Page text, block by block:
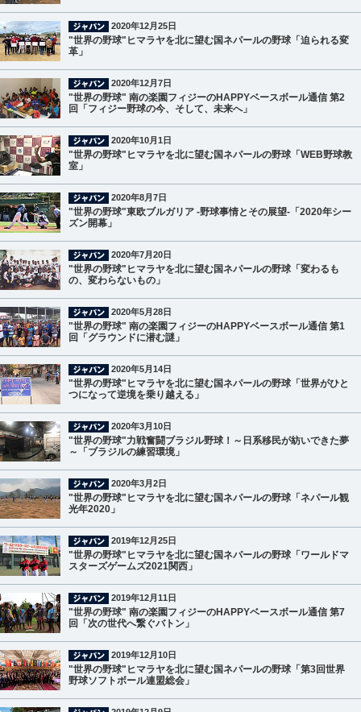
2020年12月25日
"世界の野球"ヒマラヤを北に望む国ネパールの野球「迫られる変
革」
2020年12月7日
"世界の野球" 南の楽園フィジーのHAPPYベースボール通信 第2
回「フィジー野球の今、そして、未来へ」
2020年10月1日
"世界の野球"ヒマラヤを北に望む国ネパールの野球「WEB野球教
室」
2020年8月7日
"世界の野球"東欧ブルガリア -野球事情とその展望-「2020年シー
ズン開幕」
2020年7月20日
"世界の野球"ヒマラヤを北に望む国ネパールの野球「変わるも
の、変わらないもの」
2020年5月28日
"世界の野球" 南の楽園フィジーのHAPPYベースボール通信 第1
回「グラウンドに潜む謎」
2020年5月14日
"世界の野球"ヒマラヤを北に望む国ネパールの野球「世界がひと
つになって逆境を乗り越える」
2020年3月10日
"世界の野球"力戦奮闘ブラジル野球！～日系移民が紡いできた夢
～「ブラジルの練習環境」
2020年3月2日
"世界の野球"ヒマラヤを北に望む国ネパールの野球「ネパール観
光年2020」
2019年12月25日
"世界の野球"ヒマラヤを北に望む国ネパールの野球「ワールドマ
スターズゲームズ2021関西」
2019年12月11日
"世界の野球" 南の楽園フィジーのHAPPYベースボール通信 第7
回「次の世代へ繋ぐバトン」
2019年12月10日
"世界の野球"ヒマラヤを北に望む国ネパールの野球「第3回世界
野球ソフトボール連盟総会」